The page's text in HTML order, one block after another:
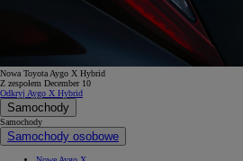
Nowa Toyota Aygo X Hybrid
Z zespołem December 10
Odkryj Aygo X Hybrid
Samochody
Samochody
Samochody osobowe